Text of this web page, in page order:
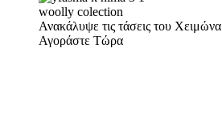
woolly colection
Ανακάλυψε τις τάσεις του Χειμώνα
Αγοράστε Τώρα